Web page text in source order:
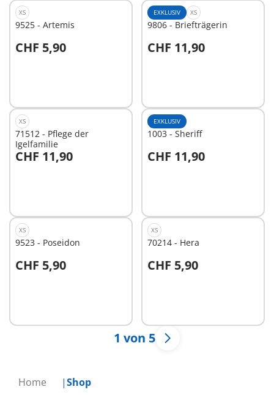
Home Shop
XS
9525 - Artemis
CHF 5,90
In den Warenkorb
EXKLUSIV XS
9806 - Briefträgerin
CHF 11,90
In den Warenkorb
XS
71512 - Pflege der
Igelfamilie
CHF 11,90
In den Warenkorb
EXKLUSIV
1003 - Sheriff
CHF 11,90
In den Warenkorb
XS
9523 - Poseidon
CHF 5,90
In den Warenkorb
XS
70214 - Hera
CHF 5,90
In den Warenkorb
1 von 5